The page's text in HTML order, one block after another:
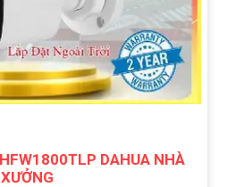
DAHUA NHÀ
XƯỞNG